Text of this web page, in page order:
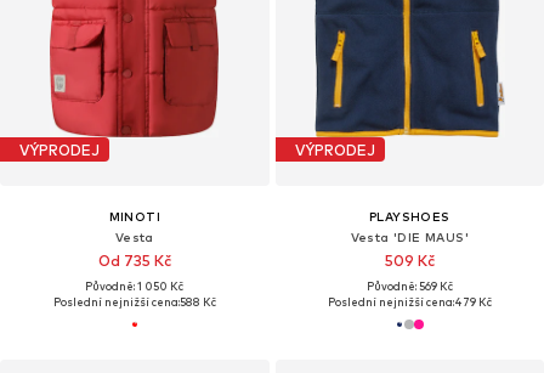
VÝPRODEJ
MINOTI
Vesta
Od 735 Kč
Původně: 1 050 Kč
Poslední nejnižší cena:588 Kč
VÝPRODEJ
PLAYSHOES
Vesta 'DIE MAUS'
509 Kč
Původně: 569 Kč
Poslední nejnižší cena:479 Kč